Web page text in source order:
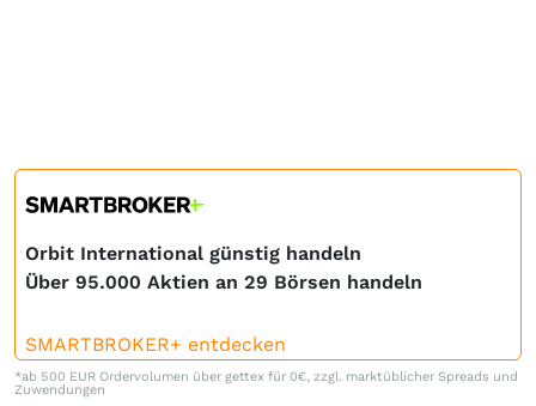
Orbit International günstig handeln
Über 95.000 Aktien an 29 Börsen handeln
SMARTBROKER+ entdecken
*ab 500 EUR Ordervolumen über gettex für 0€, zzgl. marktüblicher Spreads und
Zuwendungen